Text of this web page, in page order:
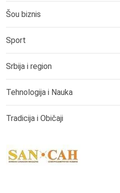
Šou biznis
Sport
Srbija i region
Tehnologija i Nauka
Tradicija i Običaji